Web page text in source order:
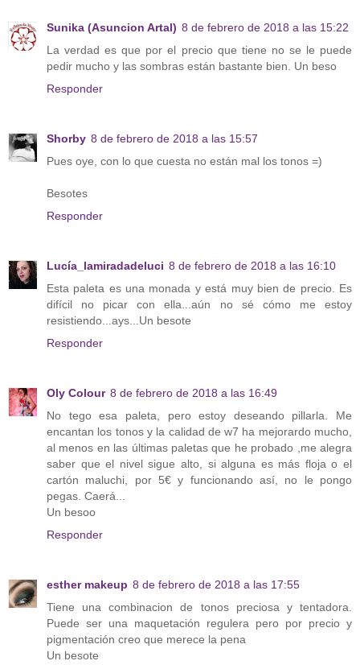
Sunika (Asuncion Artal) 8 de febrero de 2018 a las 15:22
La verdad es que por el precio que tiene no se le puede
pedir mucho y las sombras están bastante bien. Un beso
Responder
Shorby 8 de febrero de 2018 a las 15:57
Pues oye, con lo que cuesta no están mal los tonos =)
Besotes
Responder
Lucía_lamiradadeluci 8 de febrero de 2018 a las 16:10
Esta paleta es una monada y está muy bien de precio. Es
difícil no picar con ella...aún no sé cómo me estoy
resistiendo...ays...Un besote
Responder
Oly Colour 8 de febrero de 2018 a las 16:49
No tego esa paleta, pero estoy deseando pillarla. Me
encantan los tonos y la calidad de w7 ha mejorardo mucho,
al menos en las últimas paletas que he probado ,me alegra
saber que el nivel sigue alto, si alguna es más floja o el
cartón maluchi, por 5€ y funcionando así, no le pongo
pegas. Caerá...
Un besoo
Responder
esther makeup 8 de febrero de 2018 a las 17:55
Tiene una combinacion de tonos preciosa y tentadora.
Puede ser una maquetación regulera pero por precio y
pigmentación creo que merece la pena
Un besote